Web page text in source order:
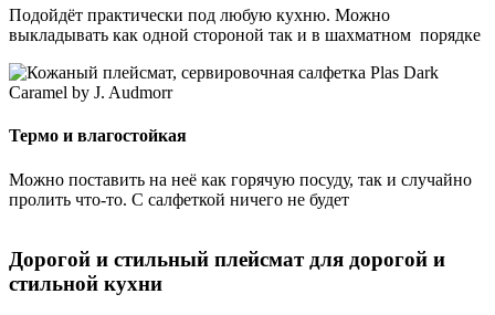
Подойдёт практически под любую кухню. Можно
выкладывать как одной стороной так и в шахматном порядке
Термо и влагостойкая
Можно поставить на неё как горячую посуду, так и случайно
пролить что-то. С салфеткой ничего не будет
Дорогой и стильный плейсмат для дорогой и
стильной кухни